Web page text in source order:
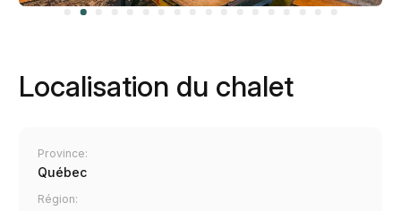
Localisation du chalet
Province:
Québec
Région: